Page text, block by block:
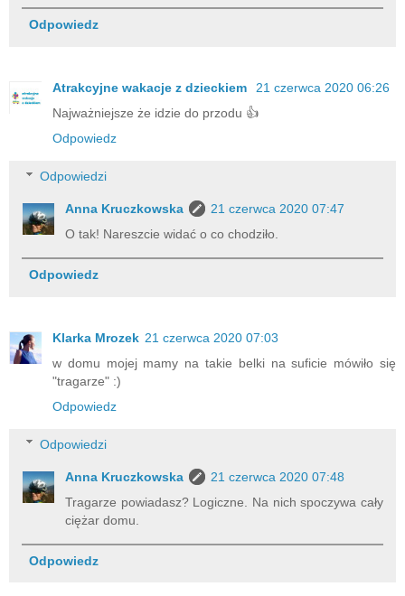
Odpowiedz
Atrakcyjne wakacje z dzieckiem
21 czerwca 2020 06:26
Najważniejsze że idzie do przodu 👍
Odpowiedz
Odpowiedzi
Anna Kruczkowska
21 czerwca 2020 07:47
O tak! Nareszcie widać o co chodziło.
Odpowiedz
Klarka Mrozek 21 czerwca 2020 07:03
w domu mojej mamy na takie belki na suficie mówiło się
"tragarze" :)
Odpowiedz
Odpowiedzi
Anna Kruczkowska
21 czerwca 2020 07:48
Tragarze powiadasz? Logiczne. Na nich spoczywa cały
ciężar domu.
Odpowiedz